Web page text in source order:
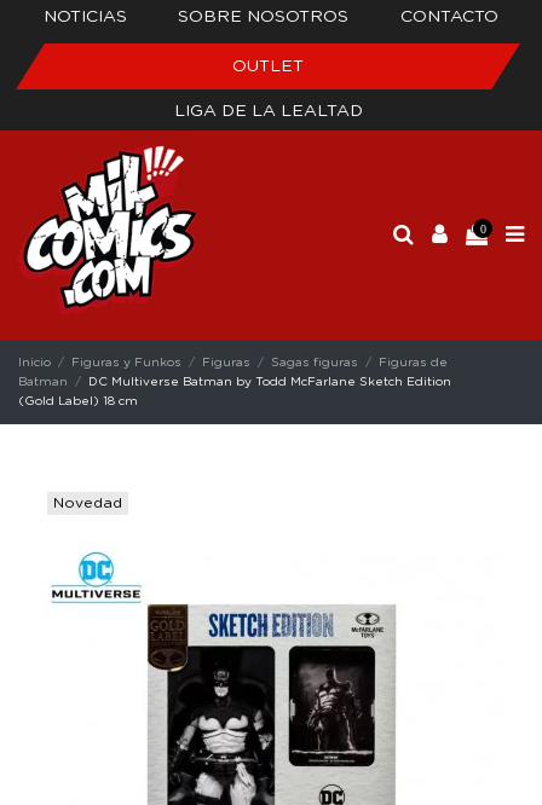
NOTICIAS SOBRE NOSOTROS CONTACTO
OUTLET
LIGA DE LA LEALTAD
0
Inicio Figuras y Funkos Figuras Sagas figuras
Figuras de
Batman
DC Multiverse Batman by Todd McFarlane Sketch Edition
(Gold Label) 18 cm
Novedad